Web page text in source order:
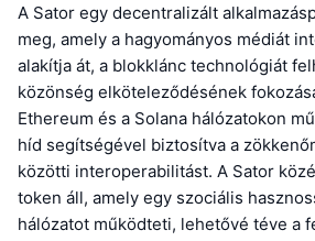
A Sator egy decentralizált
meg, amely a hagyományos médiát
alakítja át, a blokklánc technológiát
közönség elköteleződésének
Ethereum és a Solana hálózatokon
híd segítségével biztosítva a
közötti interoperabilitást. A Sator
token áll, amely egy szociális
hálózatot működteti, lehetővé téve a